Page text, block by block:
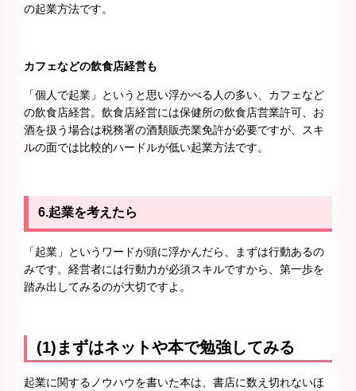
の起業方法です。
カフェなどの飲食店経営も
「個人で起業」というと思い浮かべる人の多い、カフェなど
の飲食店経営。飲食店経営には保健所の飲食店営業許可、お
酒を扱う場合は税務署の酒類販売業免許が必要ですが、スキ
ルの面では比較的ハードルが低い起業方法です。
6.起業を考えたら
「起業」というワードが頭に浮かんだら、まずは行動あるの
みです。経営者には行動力が必須スキルですから、第一歩を
踏み出してみるのが大切ですよ。
(1)まずはネットや本で勉強してみる
起業に関するノウハウを書いた本は、書店に数え切れないほ